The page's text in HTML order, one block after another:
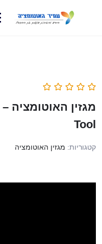
Tool
קטגוריות: מגזין האוטומציה